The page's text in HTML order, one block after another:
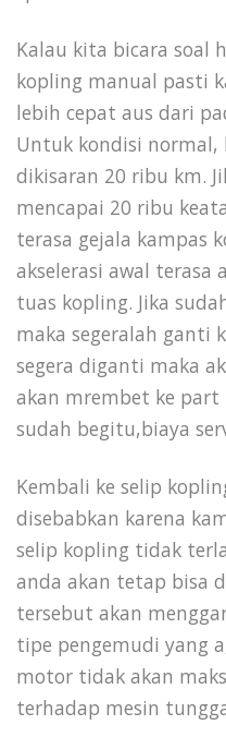
Kalau kita bicara soal
kopling manual pasti
lebih cepat aus dari
Untuk kondisi normal,
dikisaran 20 ribu km.
mencapai 20 ribu
terasa gejala kampas
akselerasi awal terasa
tuas kopling. Jika
maka segeralah ganti
segera diganti maka
akan mrembet ke part
sudah begitu,biaya
Kembali ke selip
disebabkan karena
selip kopling tidak
anda akan tetap bisa
tersebut akan
tipe pengemudi yang
motor tidak akan
terhadap mesin